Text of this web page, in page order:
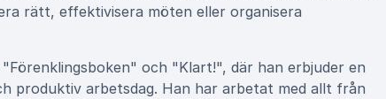
rätt, effektivisera möten eller organisera
och "Klart!", där han erbjuder en
produktiv arbetsdag. Han har arbetat med allt från